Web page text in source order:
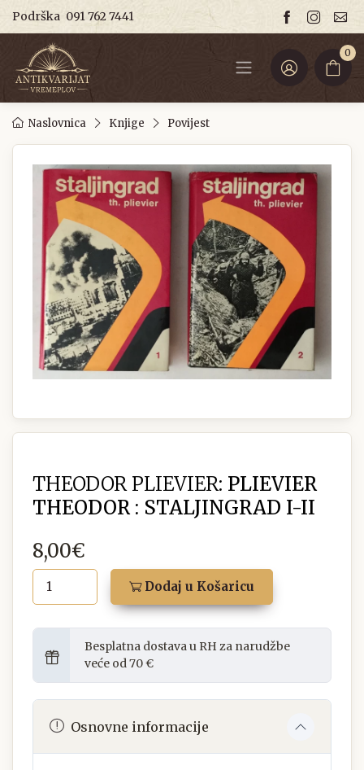
Podrška 091 762 7441
0
Naslovnica Knjige Povijest
THEODOR PLIEVIER: PLIEVIER
THEODOR : STALJINGRAD I-II
8,00€
Dodaj u Košaricu
Besplatna dostava u RH za narudžbe
veće od 70 €
Osnovne informacije